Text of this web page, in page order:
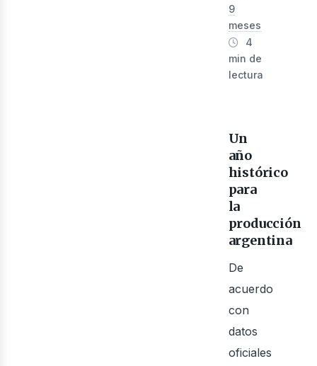
9
meses
4
min de
lectura
Un
año
histórico
para
la
producción
argentina
De
acuerdo
con
datos
oficiales